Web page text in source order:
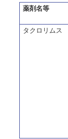
薬剤名等
タクロリムス